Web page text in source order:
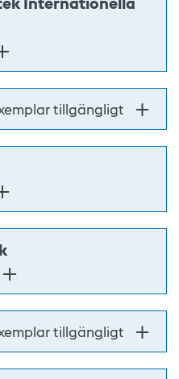
tillgängligt
tillgängligt